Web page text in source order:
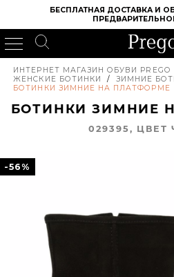
БЕСПЛАТНАЯ ДОСТАВКА И
ИНТЕРНЕТ МАГАЗИН ОБУВИ PREGO
ЖЕНСКИЕ БОТИНКИ
/ ЗИМНИЕ
БОТИНКИ ЗИМНИЕ НА ПЛАТФОРМЕ
БОТИНКИ ЗИМНИЕ
029395, ЦВЕТ
-56%